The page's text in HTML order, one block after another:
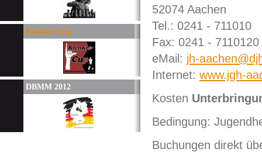
Klenkes Cup
DBMM 2012
52074 Aachen
Tel.: 0241 - 711010
Fax: 0241 - 7110120
eMail: jh-
Internet: www.jgh-
Kosten
Bedingung:
Buchungen direkt